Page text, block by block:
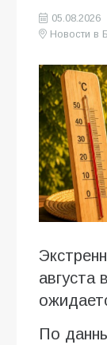
05.08.2026
Новости в
августа
По